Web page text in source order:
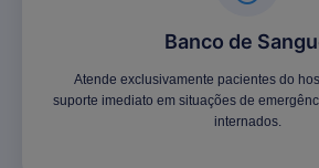
Banco de
Atende exclusivamente pacientes do
suporte imediato em situações de
internados.